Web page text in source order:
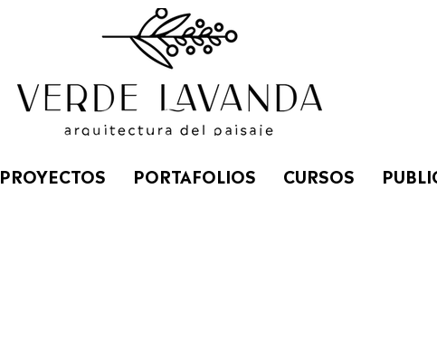
PROYECTOS PORTAFOLIOS CURSOS